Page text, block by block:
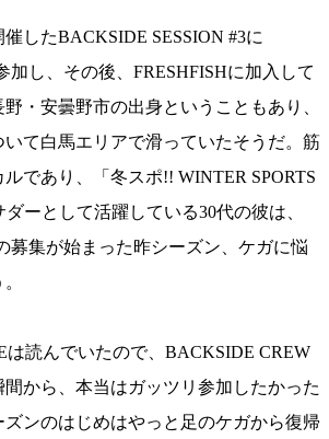
したBACKSIDE SESSION #3に
加し、その後、FRESHFISHに加入して
・安曇野市の出身ということもあり、
て白馬エリアで滑っていたそうだ。筋
であり、「冬スポ!! WINTER SPORTS
ーとして活躍している30代の彼は、
募集が始まった昨シーズン、ケガに悩
は読んでいたので、BACKSIDE CREW
から、本当はガッツリ参加したかった
ズンのはじめはやっと足のケガから復帰